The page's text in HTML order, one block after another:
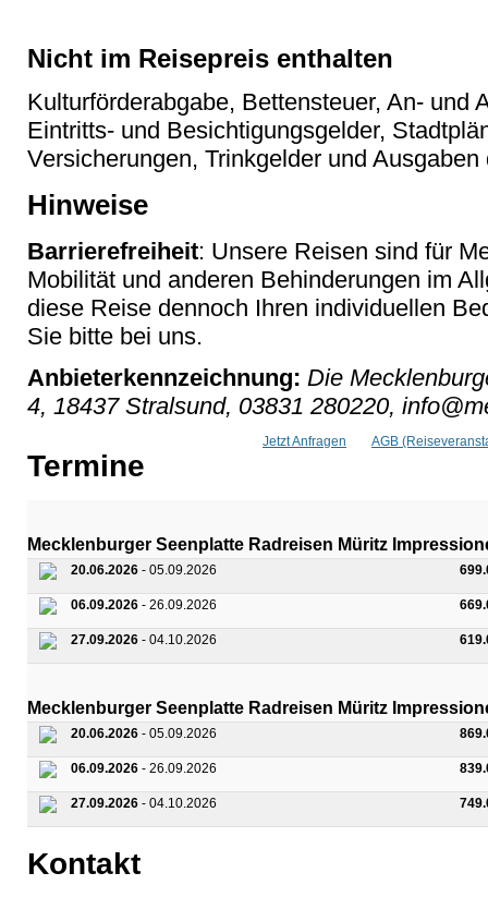
Nicht im Reisepreis enthalten
Kulturförderabgabe, Bettensteuer, An- und
Eintritts- und Besichtigungsgelder,
Versicherungen, Trinkgelder und
Hinweise
Barrierefreiheit: Unsere Reisen sind für
Mobilität und anderen Behinderungen im
diese Reise dennoch Ihren individuellen
Sie bitte bei uns.
Anbieterkennzeichnung: Die
4, 18437 Stralsund, 03831 280220,
Jetzt Anfragen AGB
Termine
Mecklenburger Seenplatte Radreisen Müritz
20.06.2026 - 05.09.2026
06.09.2026 - 26.09.2026
27.09.2026 - 04.10.2026
Mecklenburger Seenplatte Radreisen Müritz
20.06.2026 - 05.09.2026
06.09.2026 - 26.09.2026
27.09.2026 - 04.10.2026
Kontakt